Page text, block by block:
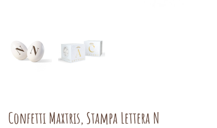
Confetti Maxtris, Stampa Lettera N